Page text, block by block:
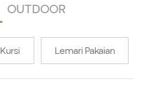
OUTDOOR
Kursi Lemari Pakaian